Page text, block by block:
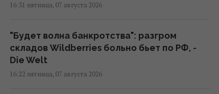
16:31 пятница, 07 августа 2026
"Будет волна банкротства": разгром
складов Wildberries больно бьет по РФ, -
Die Welt
16:22 пятница, 07 августа 2026